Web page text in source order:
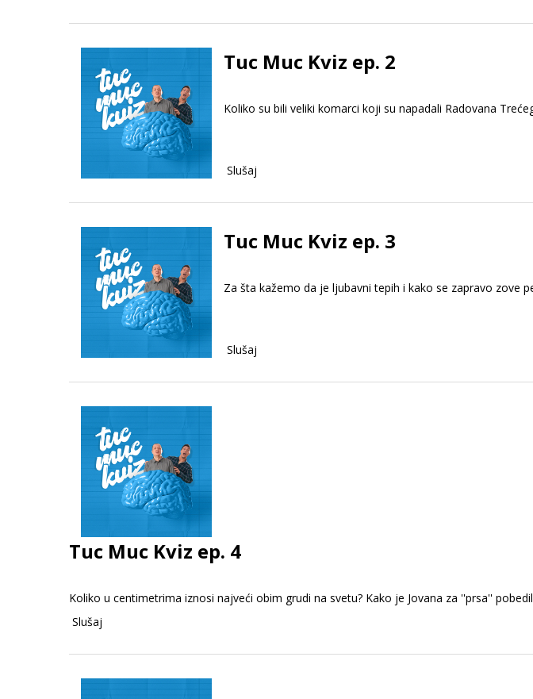
Tuc Muc Kviz ep. 2
Koliko su bili veliki komarci koji su napadali Radovana
Slušaj
Tuc Muc Kviz ep. 3
Za šta kažemo da je ljubavni tepih i kako se zapravo zove
Slušaj
Tuc Muc Kviz ep. 4
Koliko u centimetrima iznosi najveći obim grudi na svetu? Kako je Jovana za ''prsa''
Slušaj